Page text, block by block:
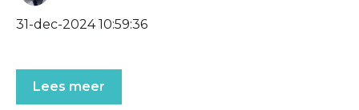
31-dec-2024 10:59:36
Lees meer